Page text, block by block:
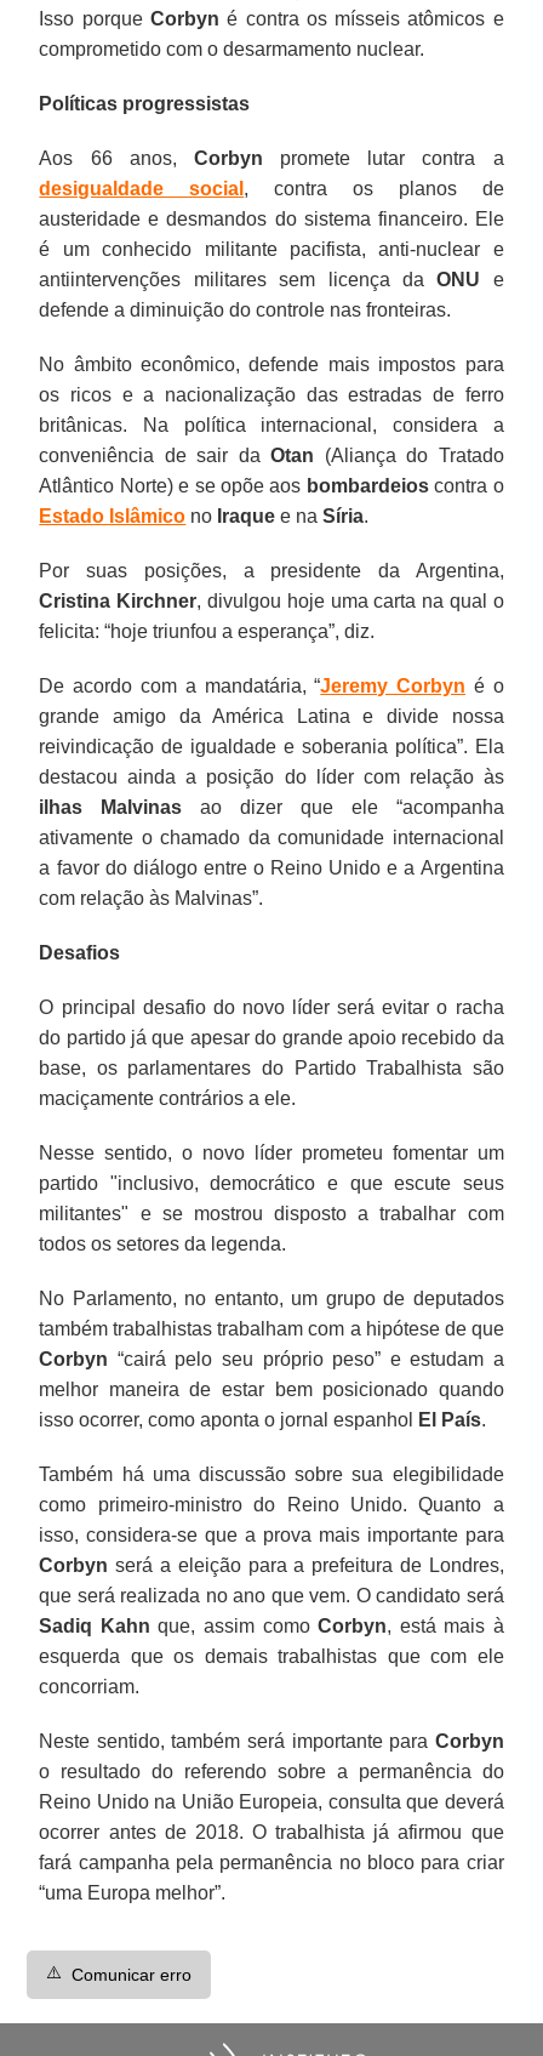
Isso porque Corbyn é contra os mísseis atômicos e
comprometido com o desarmamento nuclear.
Políticas progressistas
Aos 66 anos, Corbyn promete lutar contra a
desigualdade social , contra os planos de
austeridade e desmandos do sistema financeiro. Ele
é um conhecido militante pacifista, anti-nuclear e
antiintervenções militares sem licença daONU e
defende a diminuição do controle nas fronteiras.
No âmbito econômico, defende mais impostos para
os ricos e a nacionalização das estradas de ferro
britânicas. Na política internacional, considera a
conveniência de sair daOtan (Aliança do Tratado
Atlântico Norte) e se opõe aos bombardeioscontra o
Estado Islâmico no Iraque e naSíria.
Por suas posições, a presidente da Argentina,
Cristina Kirchner, divulgou hoje uma carta na qual o
felicita: “hoje triunfou a esperança”, diz.
De acordo com a mandatária, “Jeremy Corbyn é o
grande amigo da América Latina e divide nossa
reivindicação de igualdade e soberania política”. Ela
destacou ainda a posição do líder com relação às
ilhas Malvinas ao dizer que ele “acompanha
ativamente o chamado da comunidade internacional
a favor do diálogo entre o Reino Unido e a Argentina
com relação às Malvinas”.
Desafios
O principal desafio do novo líder será evitar o racha
do partido já que apesar do grande apoio recebido da
base, os parlamentares do Partido Trabalhista são
maciçamente contrários a ele.
Nesse sentido, o novo líder prometeu fomentar um
partido "inclusivo, democrático e que escute seus
militantes" e se mostrou disposto a trabalhar com
todos os setores da legenda.
No Parlamento, no entanto, um grupo de deputados
também trabalhistas trabalham com a hipótese de que
Corbyn “cairá pelo seu próprio peso” e estudam a
melhor maneira de estar bem posicionado quando
isso ocorrer, como aponta o jornal espanhol
El País.
Também há uma discussão sobre sua elegibilidade
como primeiro-ministro do Reino Unido. Quanto a
isso, considera-se que a prova mais importante para
Corbyn será a eleição para a prefeitura de Londres,
que será realizada no ano que vem. O candidato será
Sadiq Kahn que, assim comoCorbyn, está mais à
esquerda que os demais trabalhistas que com ele
concorriam.
Neste sentido, também será importante para Corbyn
o resultado do referendo sobre a permanência do
Reino Unido na União Europeia, consulta que deverá
ocorrer antes de 2018. O trabalhista já afirmou que
fará campanha pela permanência no bloco para criar
“uma Europa melhor”.
⚠️ Comunicar erro